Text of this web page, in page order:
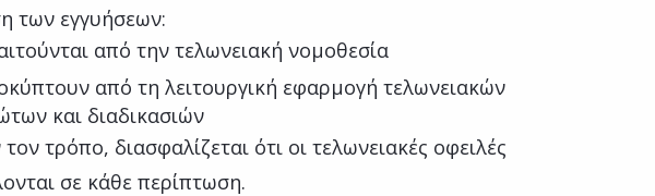
των εγγυήσεων:
από την τελωνειακή νομοθεσία
από τη λειτουργική εφαρμογή τελωνειακών
και διαδικασιών
τρόπο, διασφαλίζεται ότι οι τελωνειακές οφειλές
σε κάθε περίπτωση.